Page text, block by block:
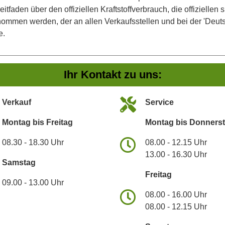
über den offiziellen Kraftstoffverbrauch, die offiziellen
werden, der an allen Verkaufsstellen und bei der
Ihr Kontakt zu uns:
Verkauf
Montag bis Freitag
08.30 - 18.30 Uhr
Samstag
09.00 - 13.00 Uhr
Service
Montag bis
08.00 - 12.15 Uhr
13.00 - 16.30 Uhr
Freitag
08.00 - 16.00 Uhr
08.00 - 12.15 Uhr